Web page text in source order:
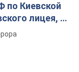
по Киевской
лицея, её